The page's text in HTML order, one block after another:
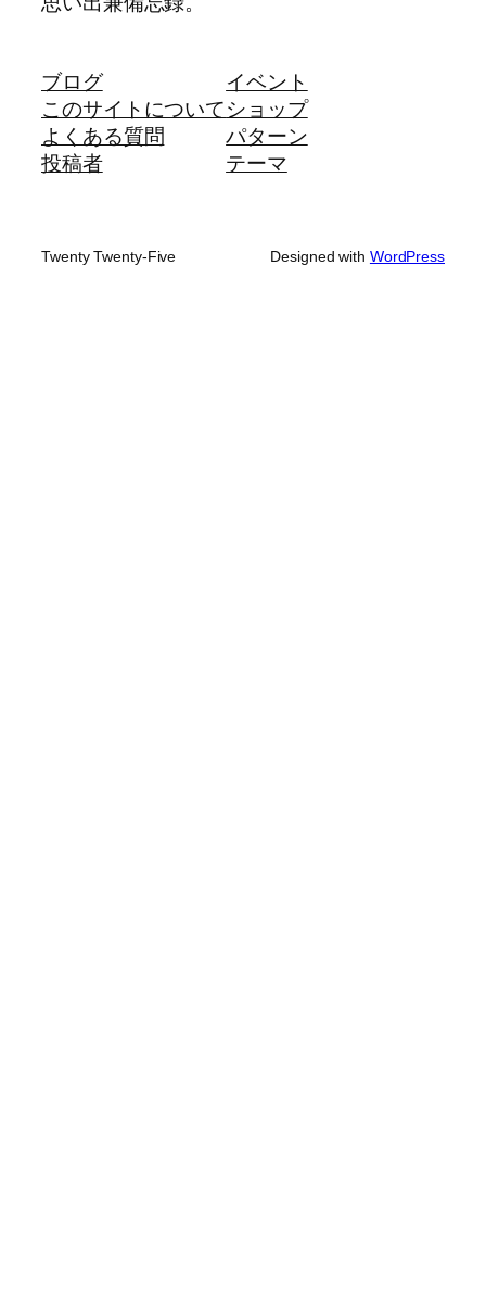
ブログ
このサイトについて
よくある質問
投稿者
イベント
ショップ
パターン
テーマ
Twenty Twenty-Five Designed with WordPress